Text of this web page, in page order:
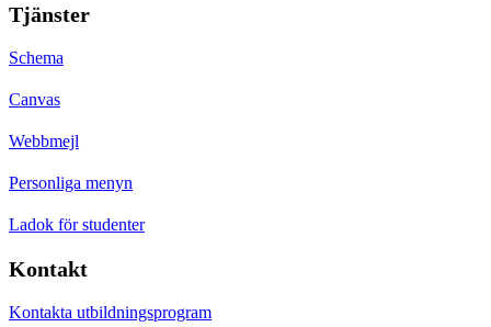
Tjänster
Schema
Canvas
Webbmejl
Personliga menyn
Ladok för studenter
Kontakt
Kontakta utbildningsprogram